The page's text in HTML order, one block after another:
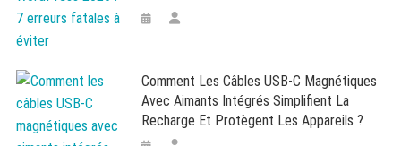
Comment Les Câbles USB-C Magnétiques
Avec Aimants Intégrés Simplifient La
Recharge Et Protègent Les Appareils ?